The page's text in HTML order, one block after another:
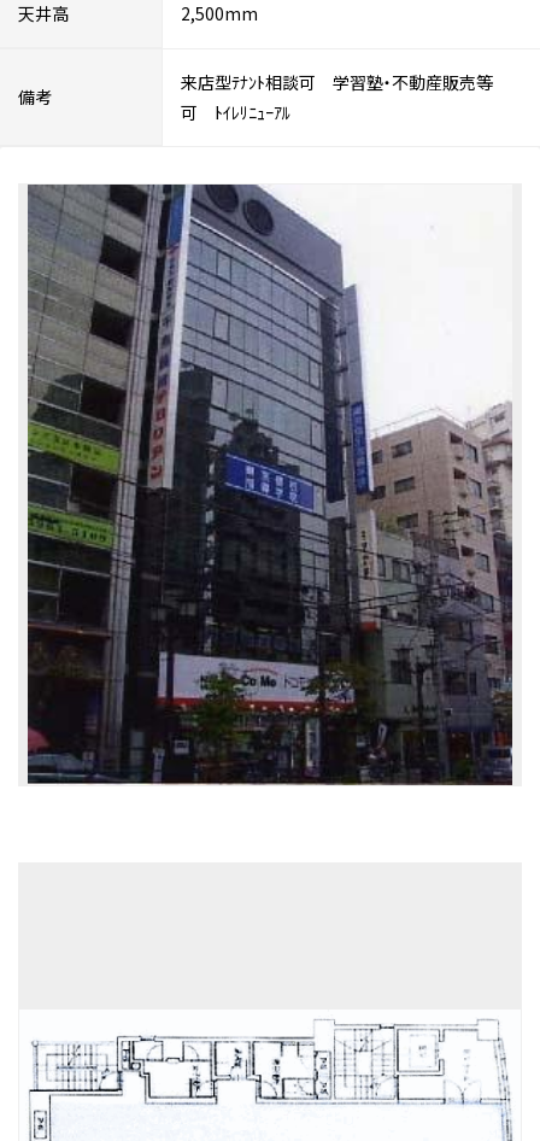
天井高 2,500mm
備考
来店型ﾃﾅﾝﾄ相談可 学習塾・不動産販売等
可 ﾄｲﾚﾘﾆｭｰｱﾙ